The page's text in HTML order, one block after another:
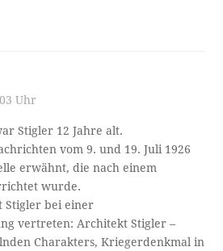
Uhr
Stigler 12 Jahre alt.
vom 9. und 19. Juli 1926
erwähnt, die nach einem
wurde.
Stigler bei einer
vertreten: Architekt Stigler –
Charakters, Kriegerdenkmal in